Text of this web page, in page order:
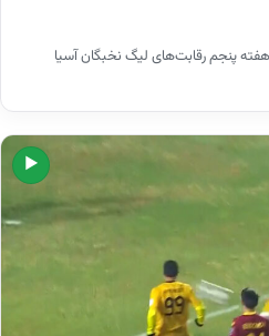
پنجم رقابت‌های لیگ نخبگان آسیا
▶